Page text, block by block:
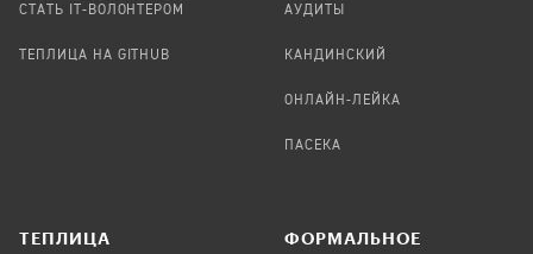
СТАТЬ IT-ВОЛОНТЕРОМ
ТЕПЛИЦА НА GITHUB
АУДИТЫ
КАНДИНСКИЙ
ОНЛАЙН-ЛЕЙКА
ПАСЕКА
TЕПЛИЦА ФОРМАЛЬНОЕ